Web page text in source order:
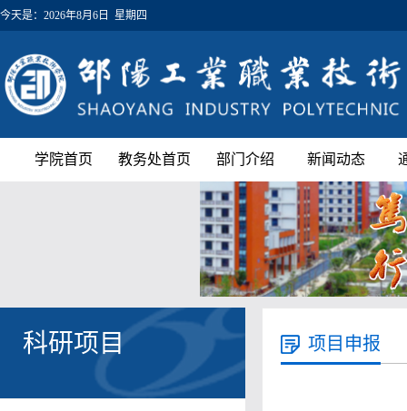
今天是： 2026年8月6日 星期四
学院首页 教务处首页 部门介绍 新闻动态
科研项目 项目申报